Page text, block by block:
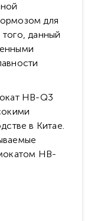
для
данный
HB-Q3
в Китае.
HB-